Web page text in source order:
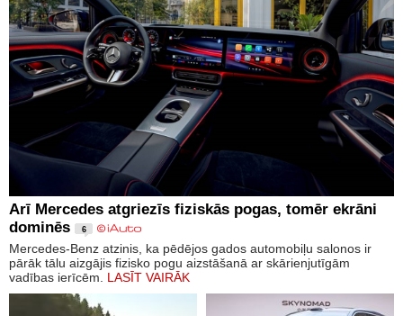
Arī Mercedes atgriezīs fiziskās pogas, tomēr ekrāni
dominēs
6
Mercedes-Benz atzinis, ka pēdējos gados automobiļu salonos ir
pārāk tālu aizgājis fizisko pogu aizstāšanā ar skārienjutīgām
vadības ierīcēm. LASĪT VAIRĀK